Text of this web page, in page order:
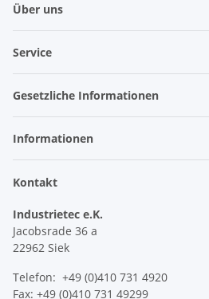
Über uns
Service
Gesetzliche Informationen
Informationen
Kontakt
Industrietec e.K.
Jacobsrade 36 a
22962 Siek
Telefon: +49 (0)410 731 4920
Fax: +49 (0)410 731 49299